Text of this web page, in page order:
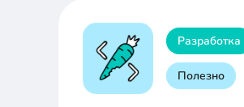
Разработка
Полезно